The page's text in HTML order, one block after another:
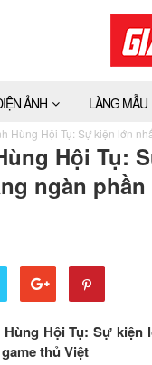
ẢNH LÀNG MẪU
Hùng Hội Tụ: Sự kiện lớn
Hội Tụ:
ngàn
Hội Tụ: Sự
thủ Việt